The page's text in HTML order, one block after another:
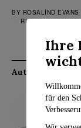
BY ROSALIND EVANS
RUHESTAND
Autoren
Ihre
für den